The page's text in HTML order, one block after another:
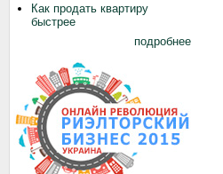
Как продать квартиру
быстрее
подробнее